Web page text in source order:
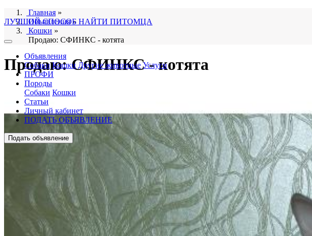
ЛУЧШИЙ СПОСОБ НАЙТИ ПИТОМЦА
Объявления
Собаки Кошки Другие животные Услуги
ПРОФИ
Породы
Собаки Кошки
Статьи
Личный кабинет
ПОДАТЬ ОБЪЯВЛЕНИЕ
Подать объявление
Главная »
Объявления»
Кошки »
Продаю: СФИНКС - котята
Продаю: СФИНКС - котята